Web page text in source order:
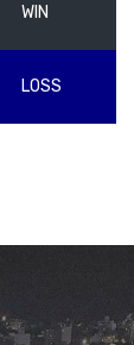
WIN
LOSS